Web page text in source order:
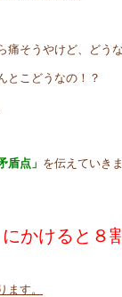
痛そうやけど、どう
とこどうなの！？
盾点」 を伝えていきま
かけると８
す。